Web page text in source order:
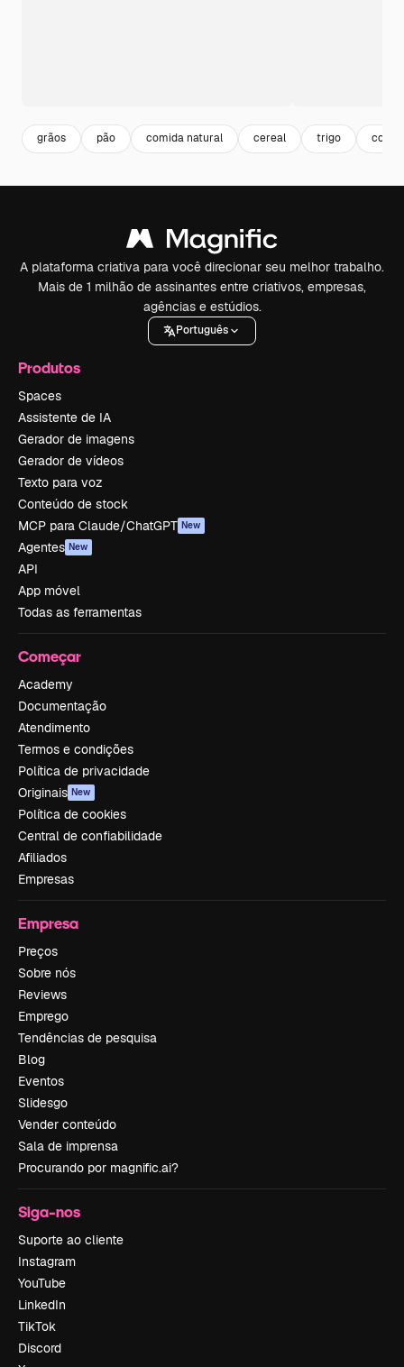
grãos pão comida natural cereal trigo
A plataforma criativa para você direcionar seu melhor trabalho.
Mais de 1 milhão de assinantes entre criativos, empresas,
agências e estúdios.
Português
Produtos
Spaces
Assistente de IA
Gerador de imagens
Gerador de vídeos
Texto para voz
Conteúdo de stock
MCP para Claude/ChatGPT New
Agentes New
API
App móvel
Todas as ferramentas
Começar
Academy
Documentação
Atendimento
Termos e condições
Política de privacidade
Originais New
Política de cookies
Central de confiabilidade
Afiliados
Empresas
Empresa
Preços
Sobre nós
Reviews
Emprego
Tendências de pesquisa
Blog
Eventos
Slidesgo
Vender conteúdo
Sala de imprensa
Procurando por magnific.ai?
Siga-nos
Suporte ao cliente
Instagram
YouTube
LinkedIn
TikTok
Discord